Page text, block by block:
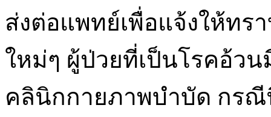
ส่งต่อแพทย์เพื่อแจ้งให้ทร
ใหม่ๆ ผู้ป่วยที่เป็นโรคอ้ว
คลินิกกายภาพบำบัด กร